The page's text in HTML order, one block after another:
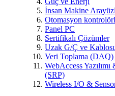
İnsan Makine
Otomasyon
Panel PC
Sertifikalı Çözümler
Uzak G/Ç ve
Veri Toplama
WebAccess
(SRP)
Wireless I/O &